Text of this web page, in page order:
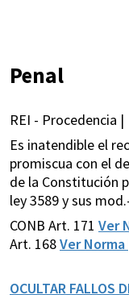
Penal
REI - Procedencia |
Es inatendible el
promiscua con el
de la Constitución
ley 3589 y sus
CONB Art. 171 Ver
Art. 168Ver Norma
OCULTAR FALLOS